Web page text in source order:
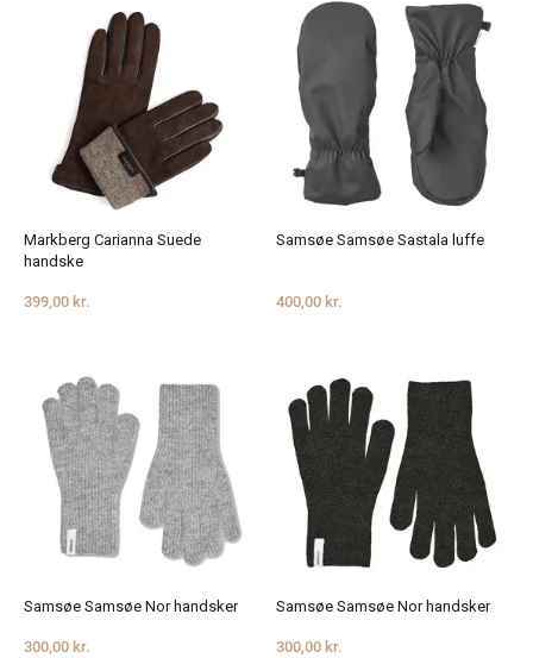
Markberg Carianna Suede
handske
399,00 kr.
Samsøe Samsøe Sastala luffe
400,00 kr.
Samsøe Samsøe Nor handsker
300,00 kr.
Samsøe Samsøe Nor handsker
300,00 kr.